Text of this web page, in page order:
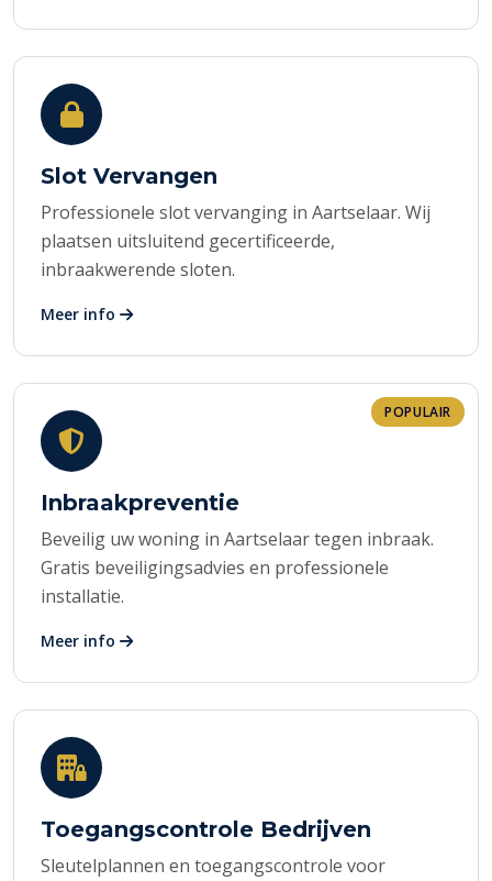
Slot Vervangen
Professionele slot vervanging in Aartselaar. Wij
plaatsen uitsluitend gecertificeerde,
inbraakwerende sloten.
Meer info
POPULAIR
Inbraakpreventie
Beveilig uw woning in Aartselaar tegen inbraak.
Gratis beveiligingsadvies en professionele
installatie.
Meer info
Toegangscontrole Bedrijven
Sleutelplannen en toegangscontrole voor